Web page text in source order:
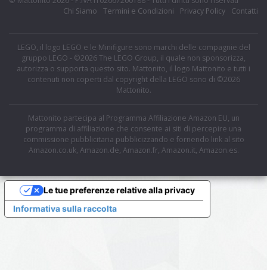
Chi Siamo
Termini e Condizioni Privacy Policy Contatti
LEGO, il logo LEGO e le Minifigure sono marchi delle compagnie del
gruppo LEGO - ©2026 The LEGO Group, il quale non sponsorizza,
autorizza o supporta questo sito. Mattonito, il logo Mattonito e tutti i
contenuti non coperti dal copyright della LEGO sono di ©2026
Mattonito.
Mattonito partecipa al Programma Affiliazione Amazon EU, un
programma di affiliazione che consente ai siti di percepire una
commissione pubblicitaria pubblicizzando e fornendo link al sito
Amazon.co.uk, Amazon.de, Amazon.fr, Amazon.it, Amazon.es.
Informativa sulla raccolta
Le tue preferenze relative alla privacy